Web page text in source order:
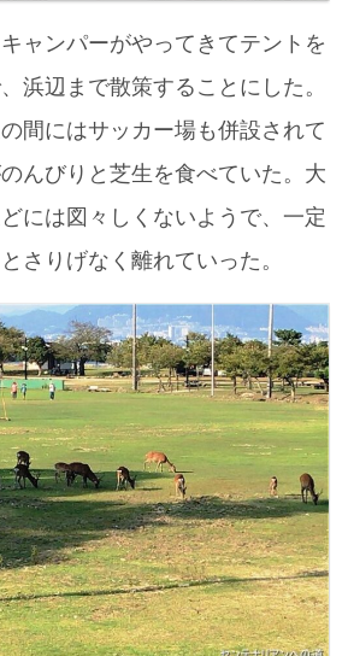
ャンパーがやってきてテントを
浜辺まで散策することにした。
間にはサッカー場も併設されて
んびりと芝生を食べていた。大
には図々しくないようで、一定
さりげなく離れていった。